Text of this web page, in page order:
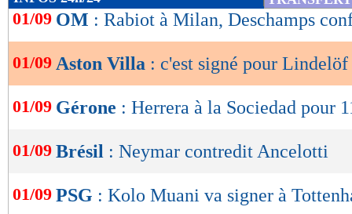
de
OK
01/09 OM : Rabiot à Milan, Deschamps
01/09 Aston Villa : c'est signé pour
01/09 Gérone : Herrera à la Sociedad pour
01/09 Brésil : Neymar contredit Ancelotti
01/09 PSG : Kolo Muani va signer à